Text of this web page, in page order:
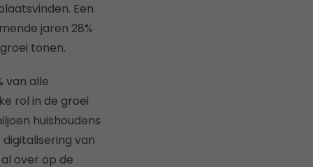
Een
jaren 28%
tonen.
van alle
rol in de groei
huishoudens
van
over op de